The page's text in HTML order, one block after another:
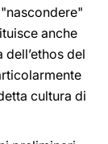
anche
del
cultura di